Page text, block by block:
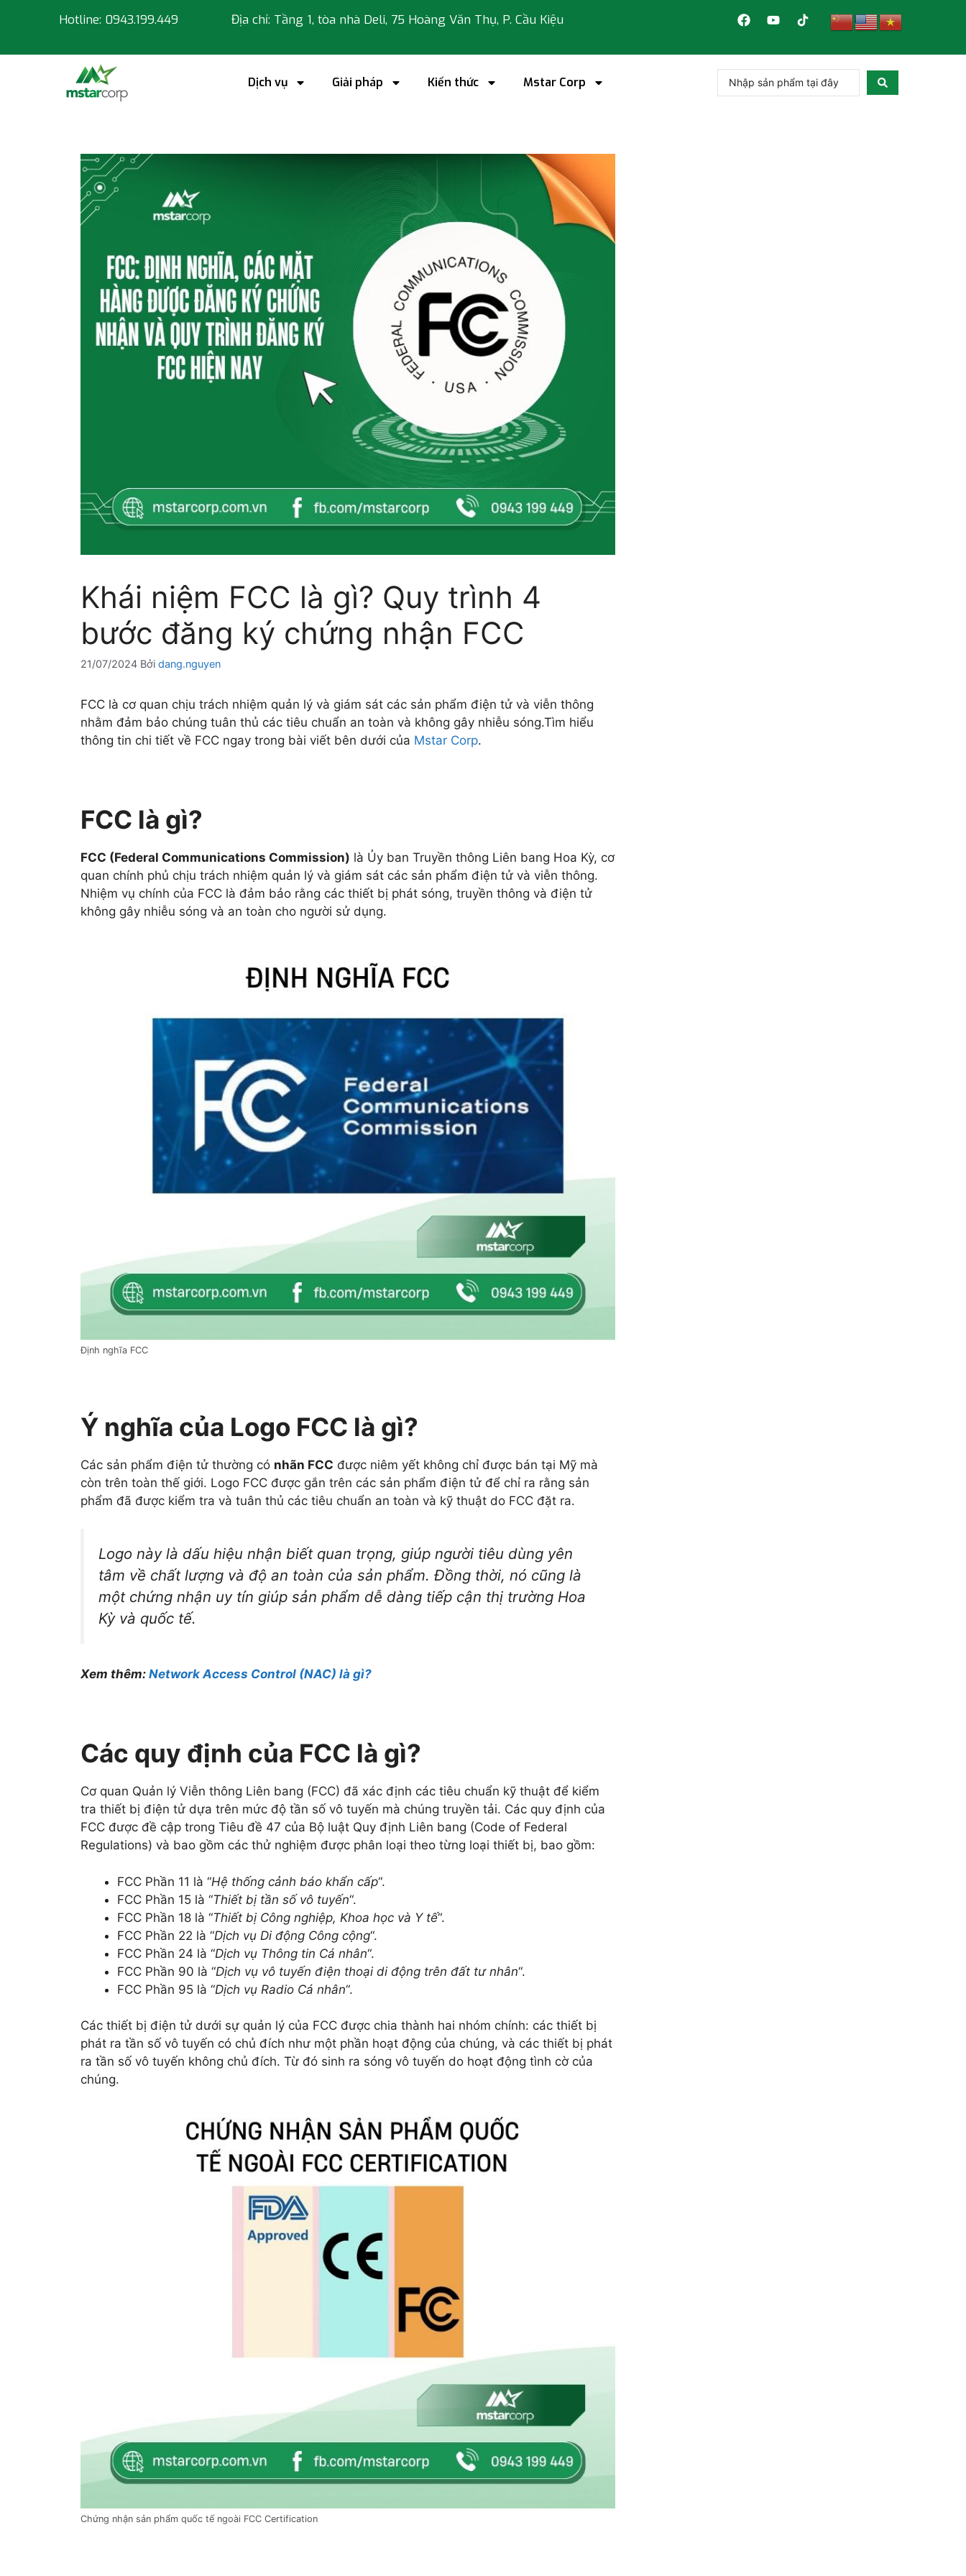
Hotline: 0943.199.449 Địa chỉ: Tầng 1, tòa nhà Deli, 75 Hoàng Văn Thụ, P. Cầu Kiệu
Dịch vụ Giải pháp Kiến thức Mstar Corp
Khái niệm FCC là gì? Quy trình 4
bước đăng ký chứng nhận FCC
21/07/2024 Bởi dang.nguyen
FCC là cơ quan chịu trách nhiệm quản lý và giám sát các sản phẩm điện tử và viễn thông
nhằm đảm bảo chúng tuân thủ các tiêu chuẩn an toàn và không gây nhiễu sóng.Tìm hiểu
thông tin chi tiết về FCC ngay trong bài viết bên dưới của Mstar Corp.
FCC là gì?
FCC (Federal Communications Commission) là Ủy ban Truyền thông Liên bang Hoa Kỳ, cơ
quan chính phủ chịu trách nhiệm quản lý và giám sát các sản phẩm điện tử và viễn thông.
Nhiệm vụ chính của FCC là đảm bảo rằng các thiết bị phát sóng, truyền thông và điện tử
không gây nhiễu sóng và an toàn cho người sử dụng.
Định nghĩa FCC
Ý nghĩa của Logo FCC là gì?
Các sản phẩm điện tử thường có nhãn FCC được niêm yết không chỉ được bán tại Mỹ mà
còn trên toàn thế giới. Logo FCC được gắn trên các sản phẩm điện tử để chỉ ra rằng sản
phẩm đã được kiểm tra và tuân thủ các tiêu chuẩn an toàn và kỹ thuật do FCC đặt ra.
Logo này là dấu hiệu nhận biết quan trọng, giúp người tiêu dùng yên
tâm về chất lượng và độ an toàn của sản phẩm. Đồng thời, nó cũng là
một chứng nhận uy tín giúp sản phẩm dễ dàng tiếp cận thị trường Hoa
Kỳ và quốc tế.
Xem thêm: Network Access Control (NAC) là gì?
Các quy định của FCC là gì?
Cơ quan Quản lý Viễn thông Liên bang (FCC) đã xác định các tiêu chuẩn kỹ thuật để kiểm
tra thiết bị điện tử dựa trên mức độ tần số vô tuyến mà chúng truyền tải. Các quy định của
FCC được đề cập trong Tiêu đề 47 của Bộ luật Quy định Liên bang (Code of Federal
Regulations) và bao gồm các thử nghiệm được phân loại theo từng loại thiết bị, bao gồm:
FCC Phần 11 là “Hệ thống cảnh báo khẩn cấp“.
FCC Phần 15 là “Thiết bị tần số vô tuyến“.
FCC Phần 18 là “Thiết bị Công nghiệp, Khoa học và Y tế“.
FCC Phần 22 là “Dịch vụ Di động Công cộng“.
FCC Phần 24 là “Dịch vụ Thông tin Cá nhân“.
FCC Phần 90 là “Dịch vụ vô tuyến điện thoại di động trên đất tư nhân“.
FCC Phần 95 là “Dịch vụ Radio Cá nhân“.
Các thiết bị điện tử dưới sự quản lý của FCC được chia thành hai nhóm chính: các thiết bị
phát ra tần số vô tuyến có chủ đích như một phần hoạt động của chúng, và các thiết bị phát
ra tần số vô tuyến không chủ đích. Từ đó sinh ra sóng vô tuyến do hoạt động tình cờ của
chúng.
Chứng nhận sản phẩm quốc tế ngoài FCC Certification